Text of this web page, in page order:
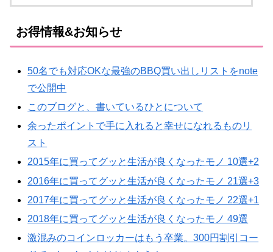
お得情報&お知らせ
50名でも対応OKな最強のBBQ買い出しリストをnote
で公開中
このブログと、書いているひとについて
余ったポイントで手に入れると幸せになれるものリ
スト
2015年に買ってグッと生活が良くなったモノ 10選+2
2016年に買ってグッと生活が良くなったモノ 21選+3
2017年に買ってグッと生活が良くなったモノ 22選+1
2018年に買ってグッと生活が良くなったモノ 49選
激混みのコインロッカーはもう卒業。300円割引コー